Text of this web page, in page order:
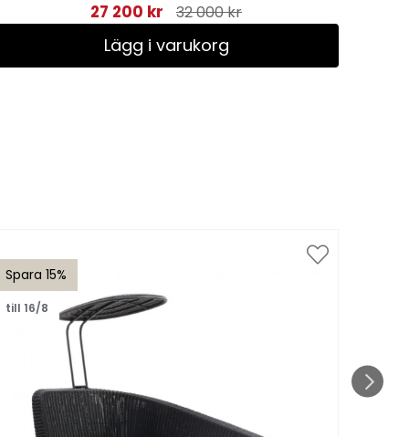
27 200 kr 32 000 kr
Lägg i varukorg
Spara 15%
till 16/8